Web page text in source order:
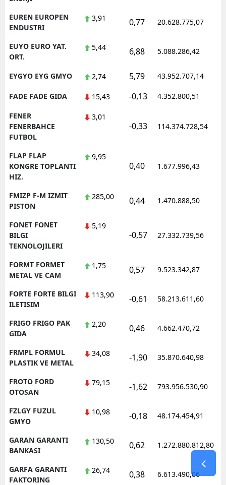
EUREN EUROPEN
ENDUSTRI
3,91 0,77 20.628.775,07
EUYO EURO YAT.
ORT.
5,44 6,88 5.088.286,42
EYGYO EYG GMYO 2,74 5,79 43.952.707,14
FADE FADE GIDA 15,43 -0,13 4.352.800,51
FENER
FENERBAHCE
FUTBOL
3,01
-0,33 114.374.728,54
FLAP FLAP
KONGRE TOPLANTI
HIZ.
9,95
0,40 1.677.996,43
FMIZP F-M IZMIT
PISTON
285,00 0,44 1.470.888,50
FONET FONET
BILGI
TEKNOLOJILERI
5,19
-0,57 27.332.739,56
FORMT FORMET
METAL VE CAM
1,75 0,57 9.523.342,87
FORTE FORTE BILGI
ILETISIM
113,90 -0,61 58.213.611,60
FRIGO FRIGO PAK
GIDA
2,20 0,46 4.662.470,72
FRMPL FORMUL
PLASTIK VE METAL
34,08 -1,90 35.870.640,98
FROTO FORD
OTOSAN
79,15 -1,62 793.956.530,90
FZLGY FUZUL
GMYO
10,98 -0,18 48.174.454,91
GARAN GARANTI
BANKASI
130,50 0,62 1.272.880.812,80
GARFA GARANTI
FAKTORING
26,74 0,38 6.613.490,06